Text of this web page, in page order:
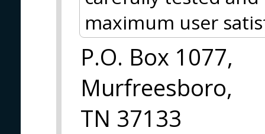
maximum user
P.O. Box 1077,
Murfreesboro,
TN 37133